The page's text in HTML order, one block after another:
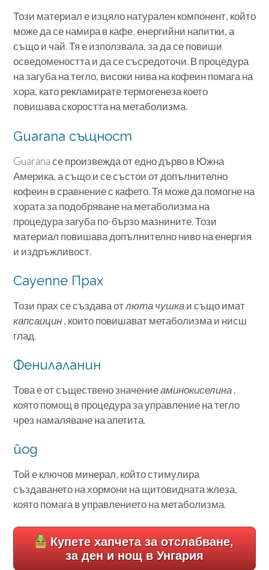
Този материал е изцяло натурален компонент, който
може да се намира в кафе, енергийни напитки, а
също и чай. Тя е използвала, за да се повиши
осведомеността и да се съсредоточи. В процедура
на загуба на тегло, високи нива на кофеин помага на
хора, като рекламирате термогенеза което
повишава скоростта на метаболизма.
Guarana същност
Guarana се произвежда от едно дърво в Южна
Америка, а също и се състои от допълнително
кофеин в сравнение с кафето. Тя може да помогне на
хората за подобряване на метаболизма на
процедура загуба по-бързо мазнините. Този
материал повишава допълнително ниво на енергия
и издръжливост.
Cayenne Прах
Този прах се създава отлюта чушкаи също имат
капсаицин, които повишават метаболизма и нисш
глад.
Фенилаланин
Това е от съществено значениеаминокиселина,
която помощ в процедура за управление на тегло
чрез намаляване на апетита.
йод
Той е ключов минерал, който стимулира
създаването на хормони на щитовидната жлеза,
която помага в управлението на метаболизма.
Купете хапчета за отслабване,
за ден и нощ в Унгария